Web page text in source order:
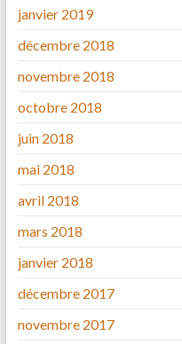
janvier 2019
décembre 2018
novembre 2018
octobre 2018
juin 2018
mai 2018
avril 2018
mars 2018
janvier 2018
décembre 2017
novembre 2017